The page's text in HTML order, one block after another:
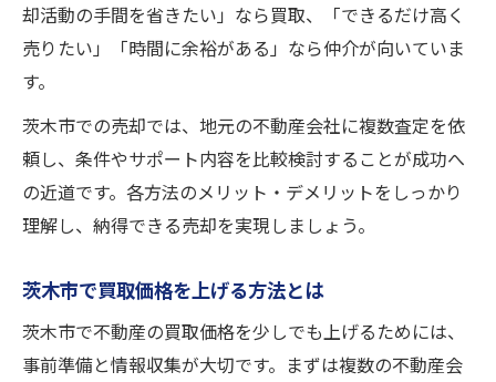
却活動の手間を省きたい」なら買取、「できるだけ高く
売りたい」「時間に余裕がある」なら仲介が向いていま
す。
茨木市での売却では、地元の不動産会社に複数査定を依
頼し、条件やサポート内容を比較検討することが成功へ
の近道です。各方法のメリット・デメリットをしっかり
理解し、納得できる売却を実現しましょう。
茨木市で買取価格を上げる方法とは
茨木市で不動産の買取価格を少しでも上げるためには、
事前準備と情報収集が大切です。まずは複数の不動産会